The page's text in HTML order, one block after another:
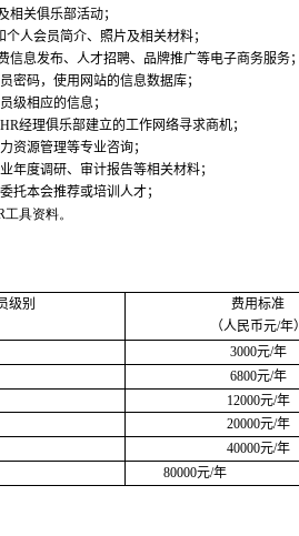
相关俱乐部活动；
个人会员简介、照片及相关材料；
信息发布、人才招聘、品牌推广等电子商务服务
密码，使用网站的信息数据库；
级相应的信息；
经理俱乐部建立的工作网络寻求商机；
资源管理等专业咨询；
年度调研、审计报告等相关材料；
托本会推荐或培训人才；
具资料。
级别
费用标准
（人民币元/年
3000元/年
6800元/年
12000元/年
20000元/年
40000元/年
80000元/年